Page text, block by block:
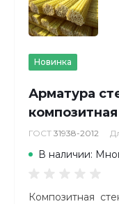
Новинка
Арматура
ГОСТ 31938-2012
В наличии:
Композитная